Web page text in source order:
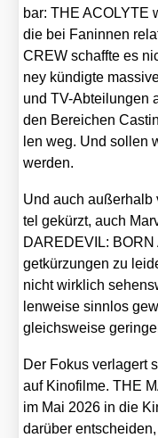
bar: THE ACOLYTE
die bei Fan­in­nen
CREW schaff­te es
ney kün­dig­te
und TV-Abtei­lun­gen
den Berei­chen
len weg. Und sol­len
wer­den.
Und auch
tel gekürzt, auch
DAREDEVIL:
get­kür­zun­gen zu
nicht wirk­lich
len­wei­se sinn­los
gleichs­wei­se
Der Fokus ver­la­gert
auf Kino­fil­me. THE
im Mai 2026 in die
dar­über